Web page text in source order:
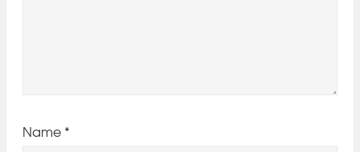
Name *